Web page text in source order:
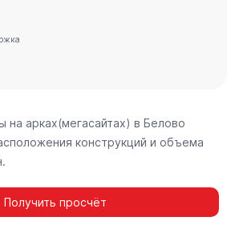
на арках(мегасайтах) в Белово
конструкций и объема
Получить просчёт